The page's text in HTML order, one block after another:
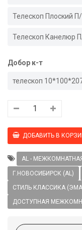
Телескоп Плоский
Телескоп Канелюр
Добор к-т
телескоп
AL - МЕЖКОМНАТНАЯ
Г.НОВОСИБИРСК (AL)
СТИЛЬ КЛАССИКА
ДОСТУПНАЯ